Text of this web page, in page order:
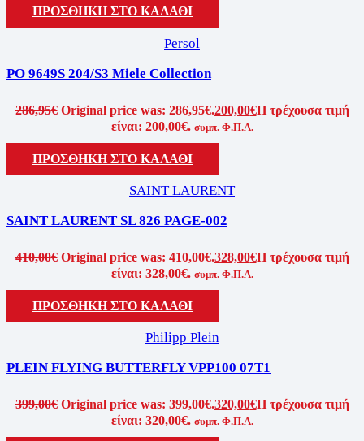
ΠΡΟΣΘΗΚΗ ΣΤΟ ΚΑΛΑΘΙ
Persol
PO 9649S 204/S3 Miele Collection
286,95€ Original price was: 286,95€.200,00€Η τρέχουσα τιμή
είναι: 200,00€. συμπ. Φ.Π.Α.
ΠΡΟΣΘΗΚΗ ΣΤΟ ΚΑΛΑΘΙ
SAINT LAURENT
SAINT LAURENT SL 826 PAGE-002
410,00€ Original price was: 410,00€.328,00€Η τρέχουσα τιμή
είναι: 328,00€. συμπ. Φ.Π.Α.
ΠΡΟΣΘΗΚΗ ΣΤΟ ΚΑΛΑΘΙ
Philipp Plein
PLEIN FLYING BUTTERFLY VPP100 07T1
399,00€ Original price was: 399,00€.320,00€Η τρέχουσα τιμή
είναι: 320,00€. συμπ. Φ.Π.Α.